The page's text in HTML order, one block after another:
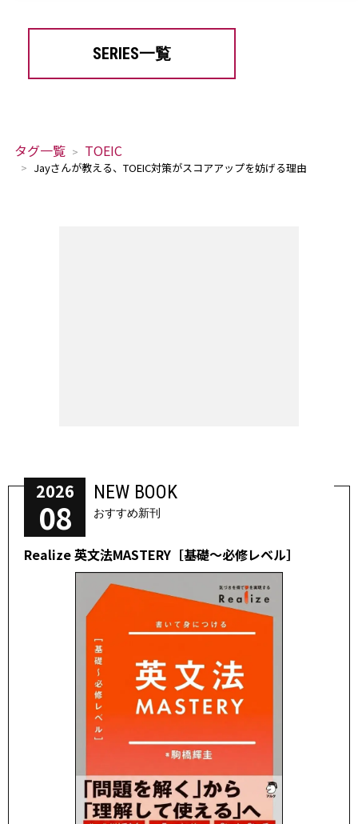
SERIES一覧
タグ一覧 TOEIC
Jayさんが教える、TOEIC対策がスコアアップを妨げる理由
2026
08
NEW BOOK
おすすめ新刊
Realize 英文法MASTERY［基礎～必修レベル］